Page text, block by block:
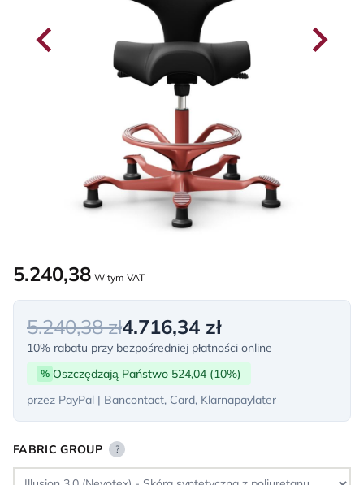
5.240,38 W tym VAT
5.240,38 zł4.716,34 zł
10% rabatu przy bezpośredniej płatności online
% Oszczędzają Państwo 524,04 (10%)
przez PayPal | Bancontact, Card, Klarnapaylater
FABRIC GROUP ?